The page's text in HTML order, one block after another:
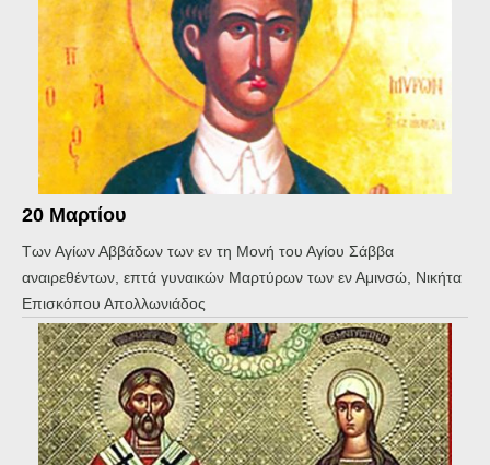
20 Μαρτίου
Των Αγίων Αββάδων των εν τη Μονή του Αγίου Σάββα
αναιρεθέντων, επτά γυναικών Μαρτύρων των εν Αμινσώ, Νικήτα
Επισκόπου Απολλωνιάδος